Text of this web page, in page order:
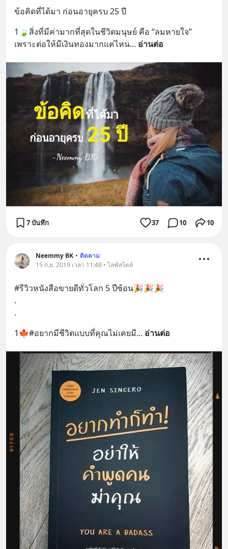
ข้อคิดที่ได้มา ก่อนอายุครบ 25 ปี
1🍃สิ่งที่มีค่ามากที่สุดในชีวิตมนุษย์ คือ “ลมหายใจ”
เพราะต่อให้มีเงินทองมากแค่ไหน... อ่านต่อ
7 บันทึก 37 10 10
Neemmy BK • ติดตาม
15 ก.ย. 2019 เวลา 11:48 • ไลฟ์สไตล์
#รีวิวหนังสือขายดีทั่วโลก 5 ปีซ้อน🎉🎉🎉
.
.
1🍁#อยากมีชีวิตแบบที่คุณไม่เคยมี... อ่านต่อ